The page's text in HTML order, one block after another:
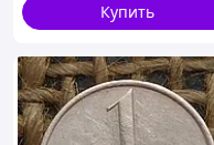
Купить